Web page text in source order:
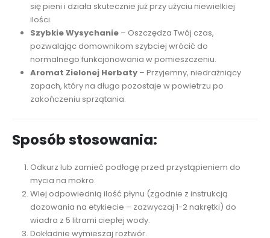
się pieni i działa skutecznie już przy użyciu niewielkiej
ilości.
Szybkie Wysychanie– Oszczędza Twój czas,
pozwalając domownikom szybciej wrócić do
normalnego funkcjonowania w pomieszczeniu.
Aromat Zielonej Herbaty– Przyjemny, niedrażniący
zapach, który na długo pozostaje w powietrzu po
zakończeniu sprzątania.
Sposób stosowania:
Odkurz lub zamieć podłogę przed przystąpieniem do
mycia na mokro.
Wlej odpowiednią ilość płynu (zgodnie z instrukcją
dozowania na etykiecie – zazwyczaj 1-2 nakrętki) do
wiadra z 5 litrami ciepłej wody.
Dokładnie wymieszaj roztwór.